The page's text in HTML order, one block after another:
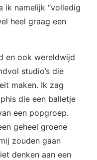
ik namelijk “volledig
heel graag een
en ook wereldwijd
studio’s die
maken. Ik zag
die een balletje
een popgroep.
geheel groene
zouden gaan
denken aan een